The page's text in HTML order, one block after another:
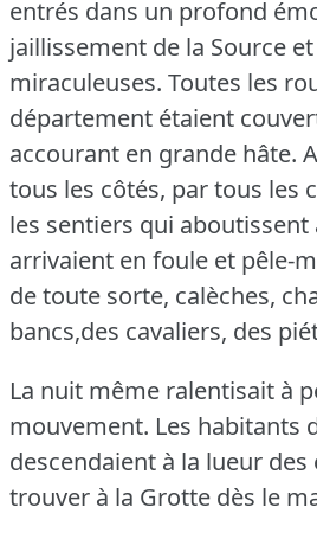
entrés dans un profond
jaillissement de la Source
miraculeuses. Toutes les
département étaient
accourant en grande hâte.
tous les côtés, par tous les
les sentiers qui aboutissent
arrivaient en foule et pêle-
de toute sorte, calèches,
bancs,des cavaliers, des
La nuit même ralentisait à
mouvement. Les habitants
descendaient à la lueur
trouver à la Grotte dès le